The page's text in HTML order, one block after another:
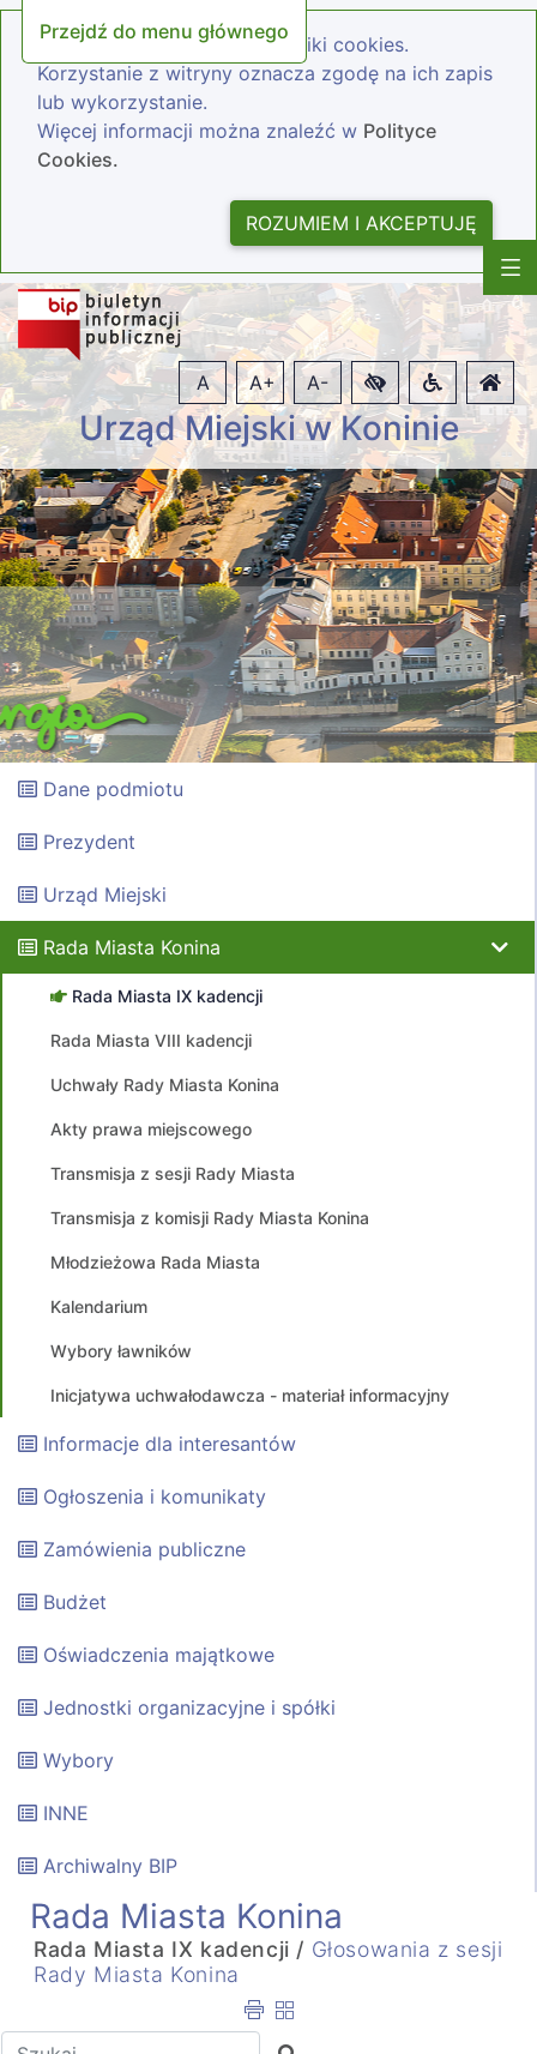
Przejdź do menu głównego
Nasza strona wykorzystuje pliki cookies.
Korzystanie z witryny oznacza zgodę na ich zapis
lub wykorzystanie.
Więcej informacji można znaleźć w Polityce
Cookies.
ROZUMIEM I AKCEPTUJĘ
Urząd Miejski w Koninie
A A+ A-
Dane podmiotu
Prezydent
Urząd Miejski
Rada Miasta Konina
Rada Miasta IX kadencji
Rada Miasta VIII kadencji
Uchwały Rady Miasta Konina
Akty prawa miejscowego
Transmisja z sesji Rady Miasta
Transmisja z komisji Rady Miasta Konina
Młodzieżowa Rada Miasta
Kalendarium
Wybory ławników
Inicjatywa uchwałodawcza - materiał informacyjny
Informacje dla interesantów
Ogłoszenia i komunikaty
Zamówienia publiczne
Budżet
Oświadczenia majątkowe
Jednostki organizacyjne i spółki
Wybory
INNE
Archiwalny BIP
Rada Miasta Konina
Rada Miasta IX kadencji / Głosowania z sesji
Rady Miasta Konina
Wpisz tekst do wyszukania